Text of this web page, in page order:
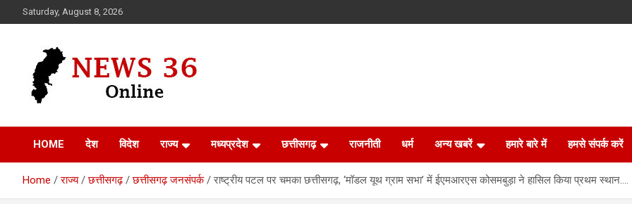
to
Saturday, August 8, 2026
News 36
HOME देश विदेश राज्य मध्यप्रदेश छत्तीसगढ़ राजनीती धर्म अन्य खबरें हमारे बारे में हमसे संपर्क करें
Home राज्य छत्तीसगढ़ छत्तीसगढ़ जनसंपर्क राष्ट्रीय पटल पर चमका छत्तीसगढ़, ‘मॉडल यूथ ग्राम सभा’ में ईएमआरएस कोसमबुड़ा ने हासिल किया प्रथम स्थान….